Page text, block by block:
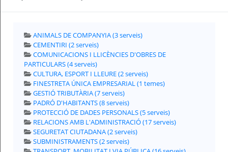
prestat
qualsevol
consulta
incidència,
contacte
ANIMALS DE COMPANYIA (3 serveis)
CEMENTIRI (2 serveis)
COMUNICACIONS I LLICÈNCIES D'OBRES DE
PARTICULARS (4 serveis)
CULTURA, ESPORT I LLEURE (2 serveis)
FINESTRETA ÚNICA EMPRESARIAL (1 temes)
GESTIÓ TRIBUTÀRIA (7 serveis)
PADRÓ D'HABITANTS (8 serveis)
PROTECCIÓ DE DADES PERSONALS (5 serveis)
RELACIONS AMB L'ADMINISTRACIÓ (17 serveis)
SEGURETAT CIUTADANA (2 serveis)
SUBMINISTRAMENTS (2 serveis)